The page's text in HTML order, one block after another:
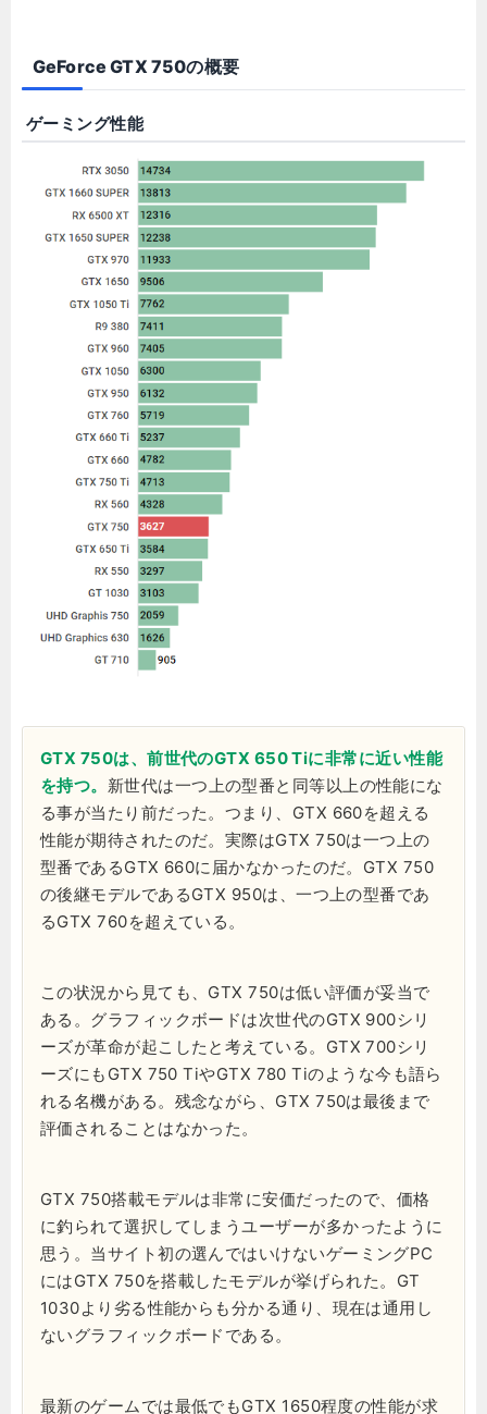
GeForce GTX 750の概要
ゲーミング性能
GTX 750は、前世代のGTX 650 Tiに非常に近い性能
を持つ。 新世代は一つ上の型番と同等以上の性能にな
る事が当たり前だった。つまり、GTX 660を超える
性能が期待されたのだ。実際はGTX 750は一つ上の
型番であるGTX 660に届かなかったのだ。GTX 750
の後継モデルであるGTX 950は、一つ上の型番であ
るGTX 760を超えている。
この状況から見ても、GTX 750は低い評価が妥当で
ある。グラフィックボードは次世代のGTX 900シリ
ーズが革命が起こしたと考えている。GTX 700シリ
ーズにもGTX 750 TiやGTX 780 Tiのような今も語ら
れる名機がある。残念ながら、GTX 750は最後まで
評価されることはなかった。
GTX 750搭載モデルは非常に安価だったので、価格
に釣られて選択してしまうユーザーが多かったように
思う。当サイト初の選んではいけないゲーミングPC
にはGTX 750を搭載したモデルが挙げられた。GT
1030より劣る性能からも分かる通り、現在は通用し
ないグラフィックボードである。
最新のゲームでは最低でもGTX 1650程度の性能が求